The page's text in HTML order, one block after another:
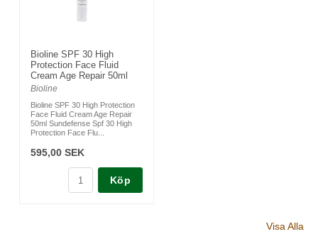
Bioline SPF 30 High
Protection Face Fluid
Cream Age Repair 50ml
Bioline
Bioline SPF 30 High Protection
Face Fluid Cream Age Repair
50ml Sundefense Spf 30 High
Protection Face Flu...
595,00 SEK
Köp
Visa Alla